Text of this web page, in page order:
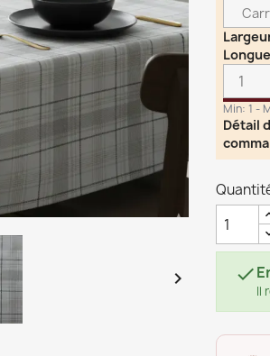

Min: 1 -
Détail

Il